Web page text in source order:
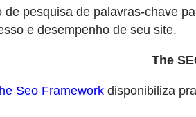
pesquisa de palavras-chave
e desempenho de seu site.
The
Seo Framework disponibiliza